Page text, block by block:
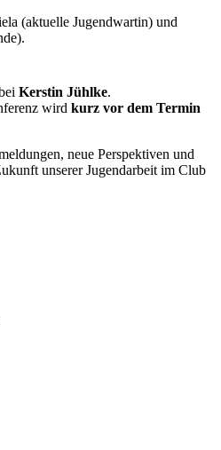
(aktuelle Jugendwartin) und
Kerstin Jühlke.
wird kurz vor dem Termin
neue Perspektiven und
unserer Jugendarbeit im Club